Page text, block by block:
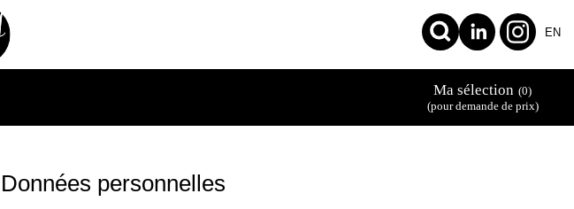
EN
Ma sélection (0)
(pour demande de prix)
Données personnelles